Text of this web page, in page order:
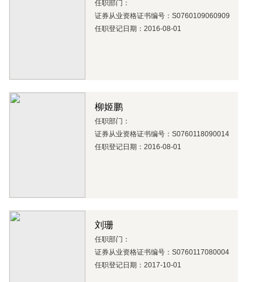
任职部门：
证券从业资格证书编号：S0760109060909
任职登记日期：2016-08-01
柳姬鹏
任职部门：
证券从业资格证书编号：S0760118090014
任职登记日期：2016-08-01
刘珊
任职部门：
证券从业资格证书编号：S0760117080004
任职登记日期：2017-10-01